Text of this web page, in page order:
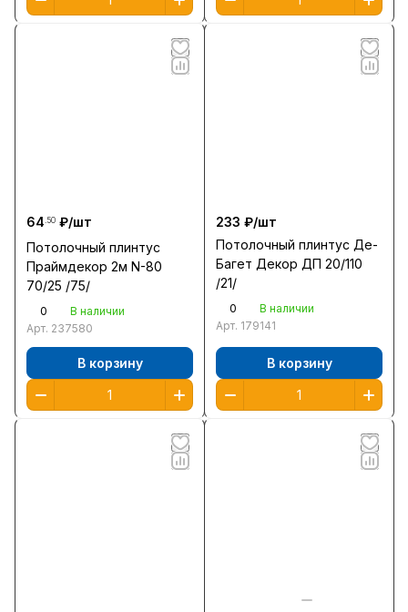
64.50 ₽/шт
Потолочный плинтус
Праймдекор 2м N-80
70/25 /75/
0
В наличии
Арт. 237580
В корзину
233 ₽/шт
Потолочный плинтус Де-
Багет Декор ДП 20/110
/21/
0
В наличии
Арт. 179141
В корзину